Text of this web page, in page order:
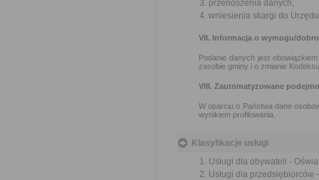
przenoszenia danych,
wniesienia skargi do
VII. Informacja o wymogu/
Podanie danych jest
zasobie gminy i o zmianie
VIII. Zautomatyzowane
W oparciu o Państwa dane
wynikiem profilowania.
Klasyfikacje usługi
Usługi dla obywateli -
Usługi dla przedsiębiorców